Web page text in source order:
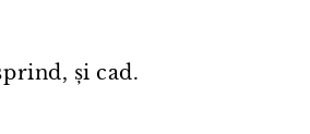
și cad.